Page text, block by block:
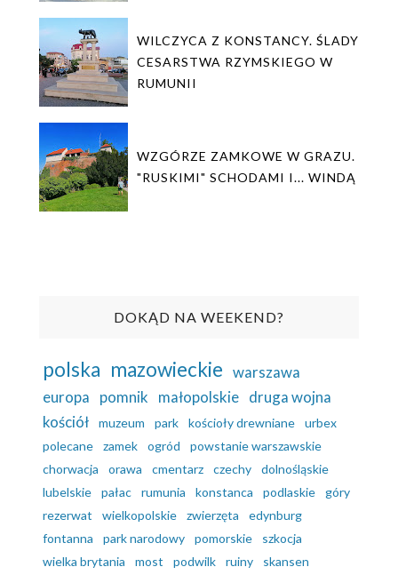
WILCZYCA Z KONSTANCY. ŚLADY
CESARSTWA RZYMSKIEGO W
RUMUNII
WZGÓRZE ZAMKOWE W GRAZU.
"RUSKIMI" SCHODAMI I... WINDĄ
DOKĄD NA WEEKEND?
polska mazowieckie warszawa
europa
pomnik małopolskie druga wojna
kościół
muzeum park kościoły drewniane
urbex
polecane
zamek ogród
powstanie warszawskie
chorwacja
orawa cmentarz czechy
dolnośląskie
lubelskie
pałac rumunia konstanca podlaskie
góry
rezerwat
wielkopolskie zwierzęta
edynburg
fontanna
park narodowy pomorskie
szkocja
wielka brytania
most podwilk ruiny
skansen